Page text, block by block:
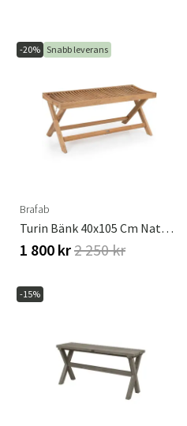
-20% Snabb leverans
Brafab
Turin Bänk 40x105 Cm Natur Teak
1 800 kr2 250 kr
-15%